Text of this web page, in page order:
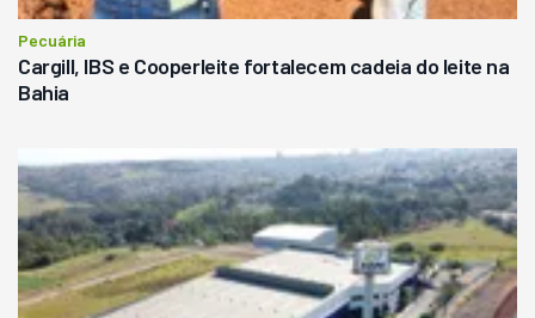
Pecuária
Cargill, IBS e Cooperleite fortalecem cadeia do leite na
Bahia